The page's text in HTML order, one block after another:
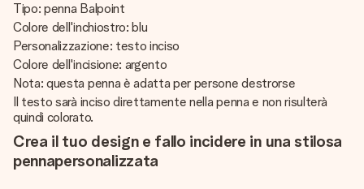
Tipo: penna Balpoint
Colore dell'inchiostro: blu
Personalizzazione: testo inciso
Colore dell'incisione: argento
Nota: questa penna è adatta per persone destrorse
Il testo sarà inciso direttamente nella penna e non risulterà
quindi colorato.
Crea il tuo design e fallo incidere in una stilosa
pennapersonalizzata